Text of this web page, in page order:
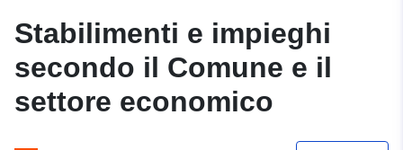
Stabilimenti e impieghi
secondo il Comune e il
settore economico